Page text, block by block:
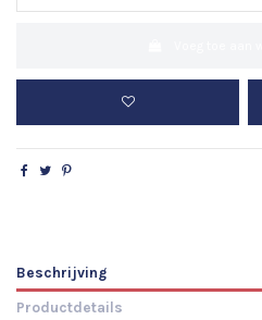
Beschrijving
Productdetails